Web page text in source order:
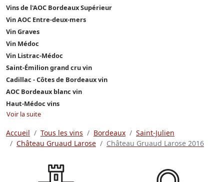
Vins de l'AOC Bordeaux Supérieur
Vin AOC Entre-deux-mers
Vin Graves
Vin Médoc
Vin Listrac-Médoc
Saint-Émilion grand cru vin
Cadillac - Côtes de Bordeaux vin
AOC Bordeaux blanc vin
Haut-Médoc vins
Voir la suite
Accueil Tous les vins Bordeaux
Saint-Julien
Château Gruaud Larose
Château Gruaud Larose 2016